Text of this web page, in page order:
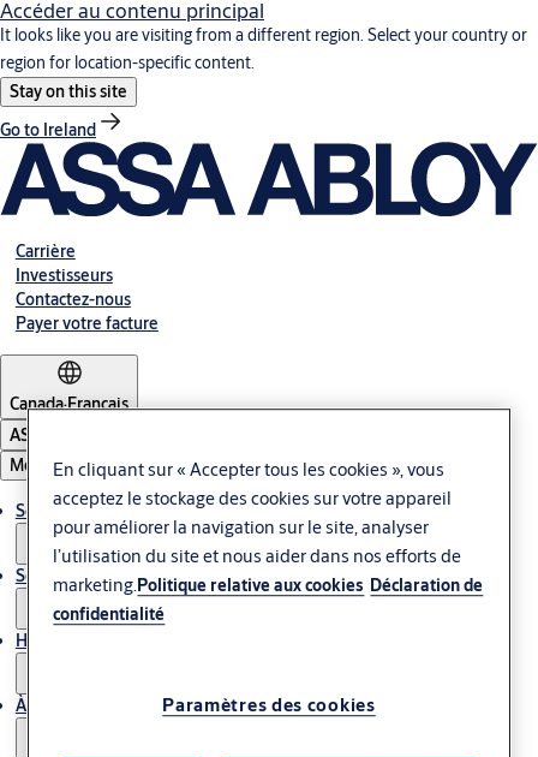
Accéder au contenu principal
It looks like you are visiting from a different region. Select your country or
region for location-specific content.
Stay on this site
Go to Ireland
Carrière
Investisseurs
Contactez-nous
Payer votre facture
Canada·Français
ASSA ABLOY Group
Menu
Solutions
Service
Histoires
À propos de nous
En cliquant sur « Accepter tous les cookies », vous
acceptez le stockage des cookies sur votre appareil
pour améliorer la navigation sur le site, analyser
l’utilisation du site et nous aider dans nos efforts de
marketing.Politique relative aux cookies Déclaration de
confidentialité
Paramètres des cookies